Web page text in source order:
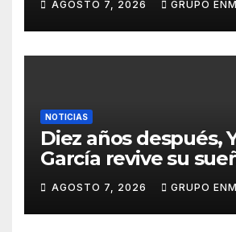
Canaria 2027 en
retransmitida por
Canaria
AGOSTO 7, 2026 GRUPO
NOTICIAS
Diez años después,
García revive su
carnavalero en el
presentación de San
la Rambla para el
AGOSTO 7, 2026 GRUPO